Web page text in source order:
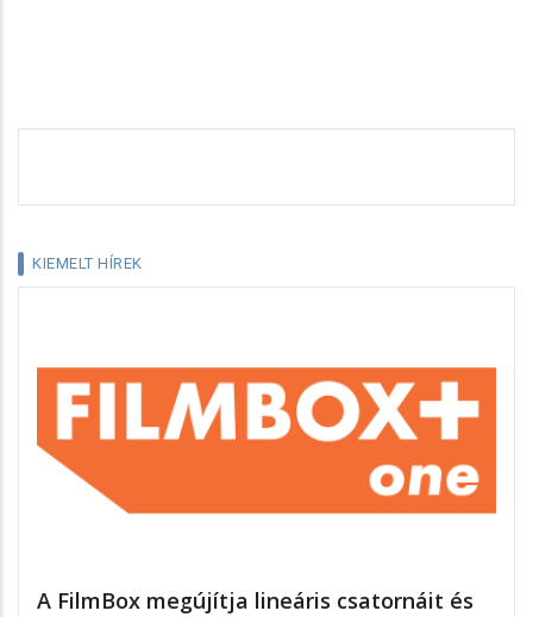
KIEMELT HÍREK
A FilmBox megújítja lineáris csatornáit és